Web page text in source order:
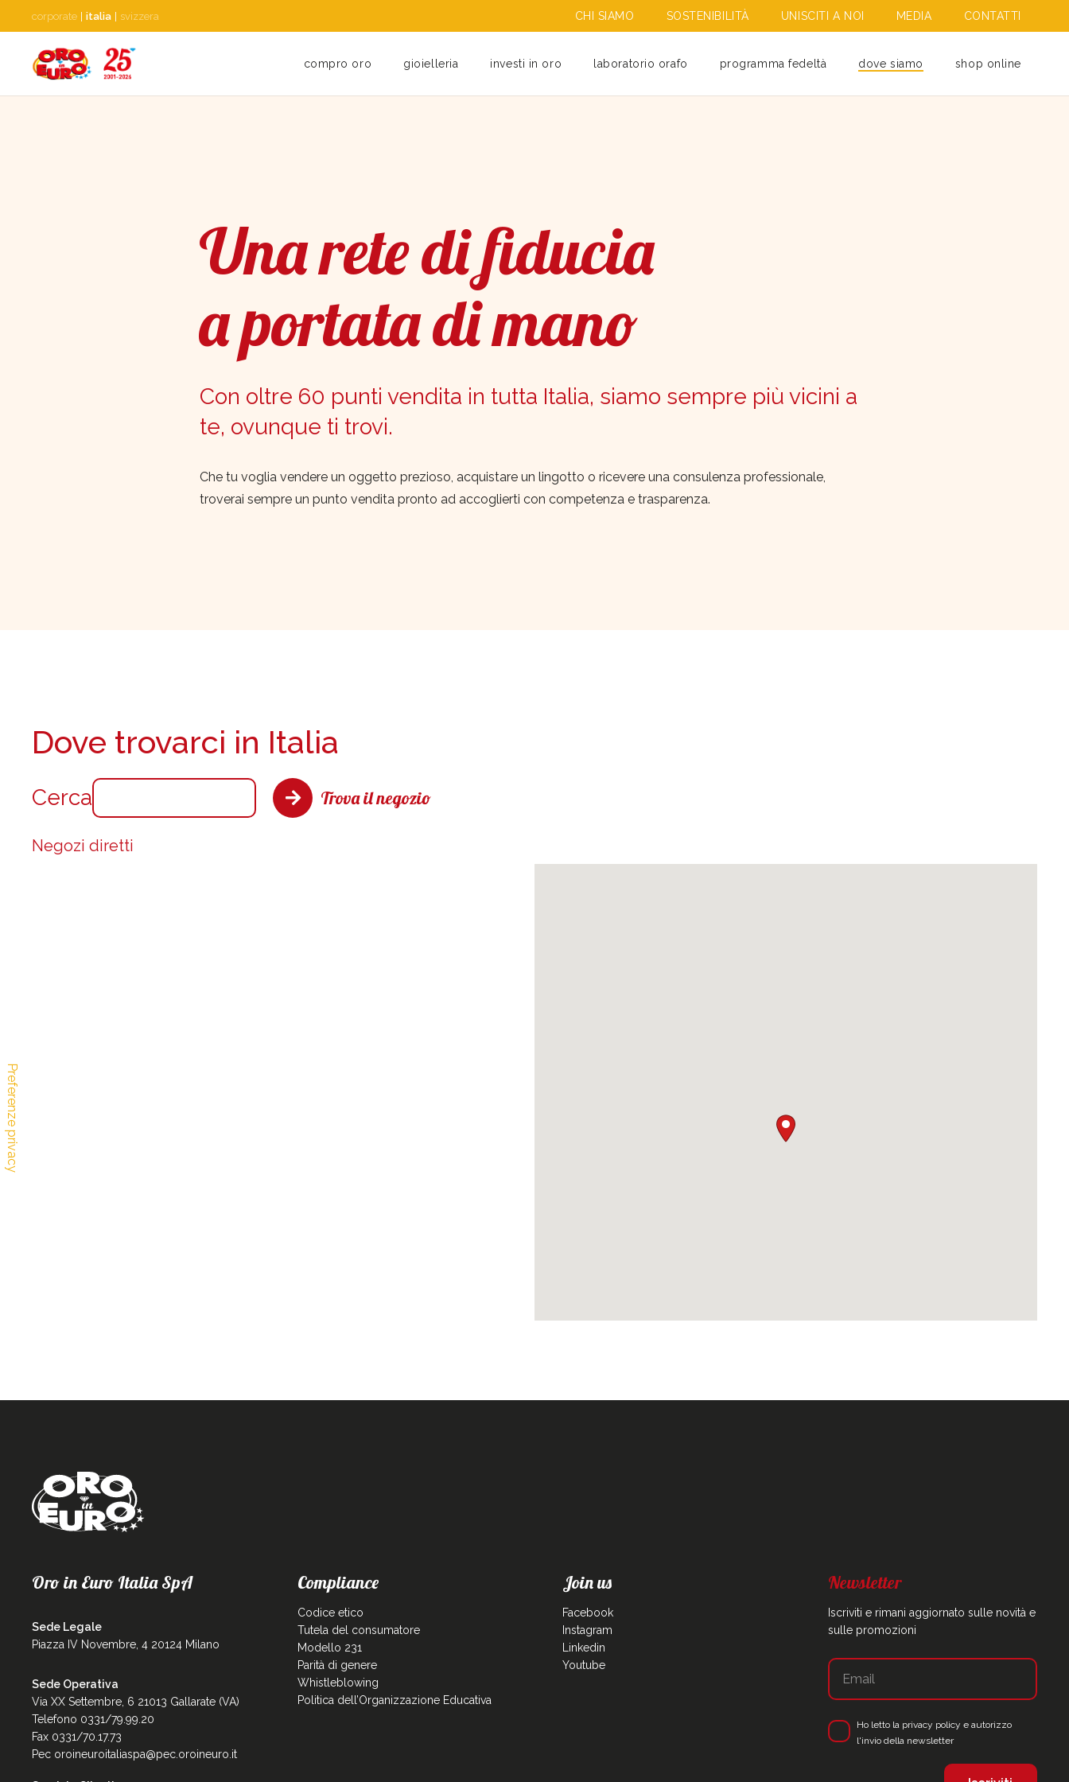
corporate italia svizzera CHI SIAMO SOSTENIBILITÀ UNISCITI A NOI MEDIA CONTATTI
compro oro gioielleria investi in oro laboratorio orafo programma fedeltà dove siamo shop online
Una rete di fiducia
a portata di mano
Con oltre 60 punti vendita in tutta Italia, siamo sempre più vicini a
te, ovunque ti trovi.
Che tu voglia vendere un oggetto prezioso, acquistare un lingotto o ricevere una consulenza professionale,
troverai sempre un punto vendita pronto ad accoglierti con competenza e trasparenza.
Cerca Trova il negozio
Dove trovarci in Italia
Negozi diretti
Oro in Euro Italia SpA
Sede Legale
Piazza IV Novembre, 4 20124 Milano
Sede Operativa
Via XX Settembre, 6 21013 Gallarate (VA)
Telefono 0331/79.99.20
Fax 0331/70.17.73
Pec oroineuroitaliaspa@pec.oroineuro.it
Compliance
Codice etico
Tutela del consumatore
Modello 231
Parità di genere
Whistleblowing
Politica dell’Organizzazione Educativa
Join us
Facebook
Instagram
Linkedin
Youtube
Newsletter
Iscriviti e rimani aggiornato sulle novità e
sulle promozioni
Ho letto la privacy policy e autorizzo
l'invio della newsletter